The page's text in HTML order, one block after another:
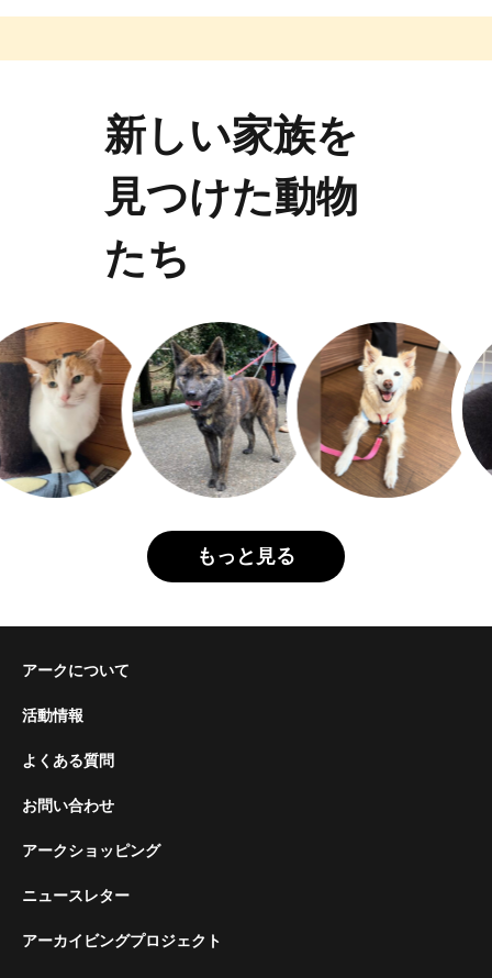
新しい家族を
見つけた動物
たち
もっと見る
アークについて
活動情報
よくある質問
お問い合わせ
アークショッピング
ニュースレター
アーカイビングプロジェクト